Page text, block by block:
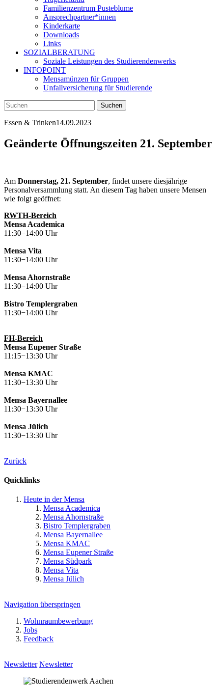
Familienzentrum Pusteblume
Ansprechpartner*innen
Kinderkarte
Downloads
Links
SOZIALBERATUNG
Soziale Leistungen des Studierendenwerks
INFOPOINT
Mensamünzen für Gruppen
Unfallversicherung für Studierende
Essen & Trinken14.09.2023
Geänderte Öffnungszeiten 21. September
Am Donnerstag, 21. September, findet unsere diesjährige
Personalversammlung statt. An diesem Tag haben unsere Mensen
wie folgt geöffnet:
RWTH-Bereich
Mensa Academica
11:30−14:00 Uhr
Mensa Vita
11:30−14:00 Uhr
Mensa Ahornstraße
11:30−14:00 Uhr
Bistro Templergraben
11:30−14:00 Uhr
FH-Bereich
Mensa Eupener Straße
11:15−13:30 Uhr
Mensa KMAC
11:30−13:30 Uhr
Mensa Bayernallee
11:30−13:30 Uhr
Mensa Jülich
11:30−13:30 Uhr
Zurück
Quicklinks
Heute in der Mensa
Mensa Academica
Mensa Ahornstraße
Bistro Templergraben
Mensa Bayernallee
Mensa KMAC
Mensa Eupener Straße
Mensa Südpark
Mensa Vita
Mensa Jülich
Navigation überspringen
Wohnraumbewerbung
Jobs
Feedback
Newsletter Newsletter